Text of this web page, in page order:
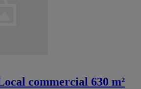
commercial 630 m²